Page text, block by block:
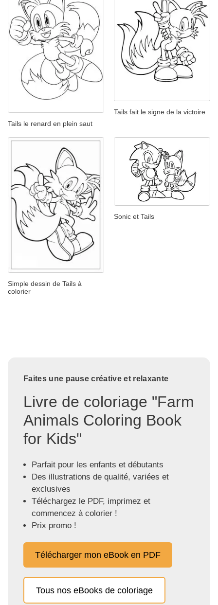
Tails le renard en plein saut
Tails fait le signe de la victoire
Simple dessin de Tails à
colorier
Sonic et Tails
Faites une pause créative et relaxante
Livre de coloriage "Farm
Animals Coloring Book
for Kids"
Parfait pour les enfants et débutants
Des illustrations de qualité, variées et
exclusives
Téléchargez le PDF, imprimez et
commencez à colorier !
Prix promo !
Télécharger mon eBook en PDF
Tous nos eBooks de coloriage